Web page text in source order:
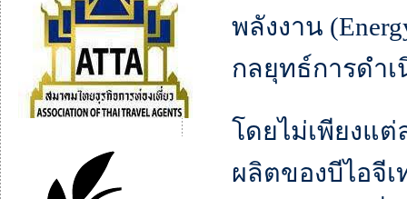
พลังงาน
กลยุทธ์การดำเ
โดยไม่เพียงแ
ผลิตของบีไอจี